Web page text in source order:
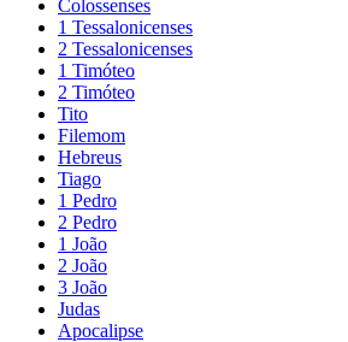
Colossenses
1 Tessalonicenses
2 Tessalonicenses
1 Timóteo
2 Timóteo
Tito
Filemom
Hebreus
Tiago
1 Pedro
2 Pedro
1 João
2 João
3 João
Judas
Apocalipse